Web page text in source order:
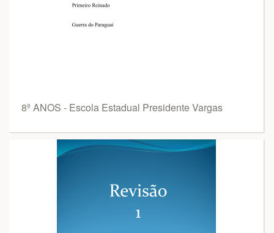
8º ANOS - Escola Estadual Presidente Vargas